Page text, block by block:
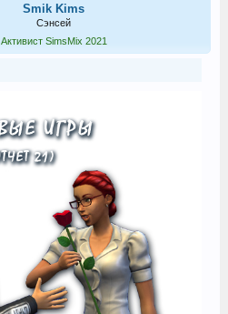
Smik Kims
Сэнсей
Активист SimsMix 2021